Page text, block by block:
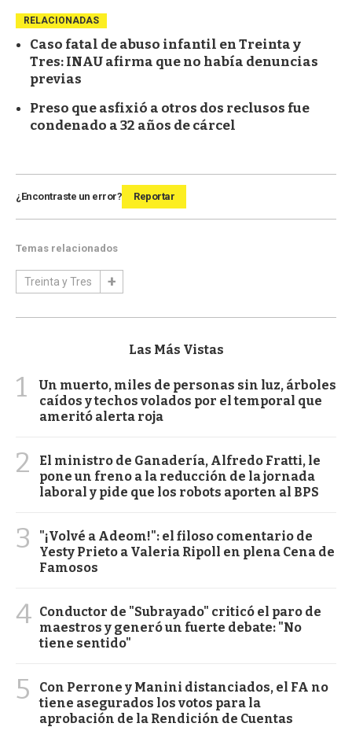
RELACIONADAS
Caso fatal de abuso infantil en Treinta y
Tres: INAU afirma que no había denuncias
previas
Preso que asfixió a otros dos reclusos fue
condenado a 32 años de cárcel
¿Encontraste un error? Reportar
Temas relacionados
Treinta y Tres
Las Más Vistas
1
Un muerto, miles de personas sin luz, árboles
caídos y techos volados por el temporal que
ameritó alerta roja
2
El ministro de Ganadería, Alfredo Fratti, le
pone un freno a la reducción de la jornada
laboral y pide que los robots aporten al BPS
3
"¡Volvé a Adeom!": el filoso comentario de
Yesty Prieto a Valeria Ripoll en plena Cena de
Famosos
4 Conductor de "Subrayado" criticó el paro de
maestros y generó un fuerte debate: "No
tiene sentido"
5
Con Perrone y Manini distanciados, el FA no
tiene asegurados los votos para la
aprobación de la Rendición de Cuentas